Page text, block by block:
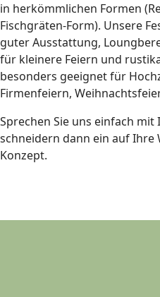
in herkömmlichen Formen
Fischgräten-Form). Unsere
guter Ausstattung,
für kleinere Feiern und
besonders geeignet für
Firmenfeiern,
Sprechen Sie uns einfach
schneidern dann ein auf Ihre
Konzept.